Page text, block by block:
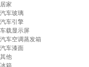
居家
汽车玻璃
汽车引擎
车载显示屏
汽车空调蒸发箱
汽车漆面
其他
冰箱